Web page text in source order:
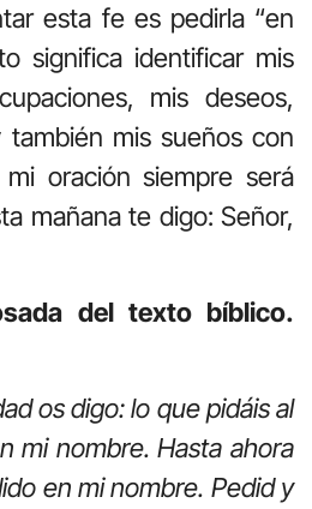
esta fe es pedirla “en
significa identificar mis
mis deseos,
mis sueños con
oración siempre será
mañana te digo: Señor,
del texto bíblico.
os digo: lo que pidáis al
mi nombre. Hasta ahora
en mi nombre. Pedid y